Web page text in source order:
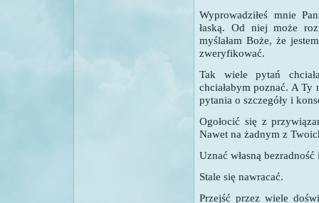
Wyprowadziłeś mnie
łaską. Od niej może
myślałam Boże, że
zweryfikować.
Tak wiele pytań
chciałabym poznać. A
pytania o szczegóły i
Ogołocić się z
Nawet na żadnym z
Uznać własną
Stale się nawracać.
Przejść przez wiele